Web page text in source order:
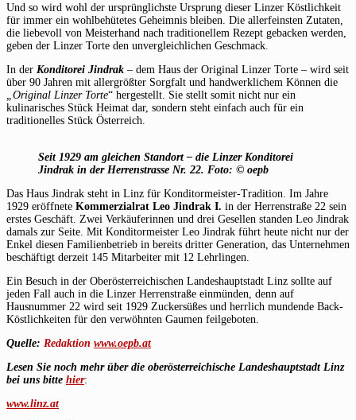
Und so wird wohl der ursprünglichste Ursprung dieser Linzer Köstlichkeit
für immer ein wohlbehütetes Geheimnis bleiben. Die allerfeinsten Zutaten,
die liebevoll von Meisterhand nach traditionellem Rezept gebacken werden,
geben der Linzer Torte den unvergleichlichen Geschmack.
In der Konditorei Jindrak – dem Haus der Original Linzer Torte – wird seit
über 90 Jahren mit allergrößter Sorgfalt und handwerklichem Können die
„Original Linzer Torte“ hergestellt. Sie stellt somit nicht nur ein
kulinarisches Stück Heimat dar, sondern steht einfach auch für ein
traditionelles Stück Österreich.
Seit 1929 am gleichen Standort – die Linzer Konditorei
Jindrak in der Herrenstrasse Nr. 22. Foto: © oepb
Das Haus Jindrak steht in Linz für Konditormeister-Tradition. Im Jahre
1929 eröffnete Kommerzialrat Leo Jindrak I. in der Herrenstraße 22 sein
erstes Geschäft. Zwei Verkäuferinnen und drei Gesellen standen Leo Jindrak
damals zur Seite. Mit Konditormeister Leo Jindrak führt heute nicht nur der
Enkel diesen Familienbetrieb in bereits dritter Generation, das Unternehmen
beschäftigt derzeit 145 Mitarbeiter mit 12 Lehrlingen.
Ein Besuch in der Oberösterreichischen Landeshauptstadt Linz sollte auf
jeden Fall auch in die Linzer Herrenstraße einmünden, denn auf
Hausnummer 22 wird seit 1929 Zuckersüßes und herrlich mundende Back-
Köstlichkeiten für den verwöhnten Gaumen feilgeboten.
Quelle: Redaktion www.oepb.at
Lesen Sie noch mehr über die oberösterreichische Landeshauptstadt Linz
bei uns bitte hier:
www.linz.at